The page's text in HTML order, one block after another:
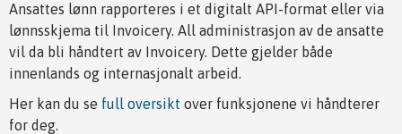
Ansattes lønn rapporteres i et digitalt API-format eller via
lønnsskjema til Invoicery. All administrasjon av de ansatte
vil da bli håndtert av Invoicery. Dette gjelder både
innenlands og internasjonalt arbeid.
Her kan du se full oversikt over funksjonene vi håndterer
for deg.